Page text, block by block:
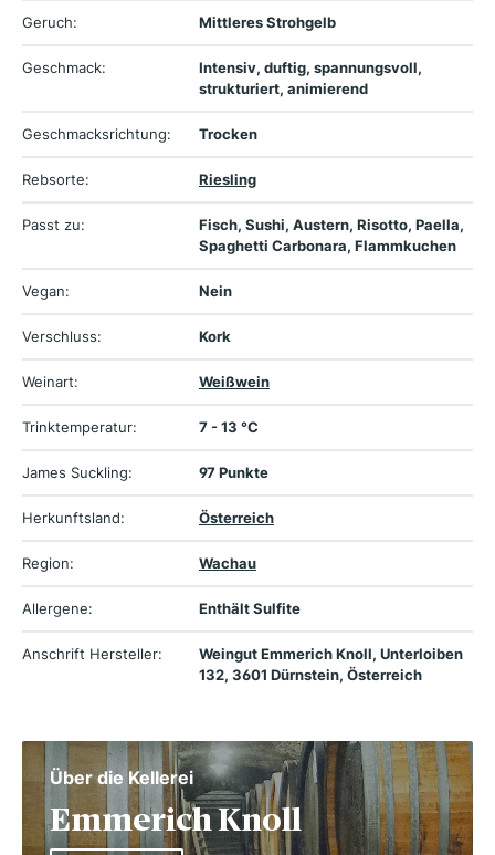
Geruch: Mittleres Strohgelb
Geschmack:
Intensiv, duftig, spannungsvoll,
strukturiert, animierend
Geschmacksrichtung: Trocken
Rebsorte: Riesling
Passt zu:
Fisch, Sushi, Austern, Risotto, Paella,
Spaghetti Carbonara, Flammkuchen
Vegan: Nein
Verschluss: Kork
Weinart: Weißwein
Trinktemperatur: 7 - 13 °C
James Suckling: 97 Punkte
Herkunftsland: Österreich
Region: Wachau
Allergene: Enthält Sulfite
Anschrift Hersteller:
Weingut Emmerich Knoll, Unterloiben
132, 3601 Dürnstein, Österreich
Über die Kellerei
Emmerich Knoll